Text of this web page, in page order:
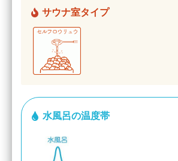
サウナ室タイプ
水風呂の温度帯